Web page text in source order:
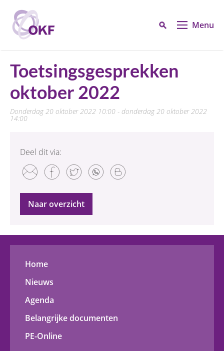
Menu
Toetsingsgesprekken
oktober 2022
donderdag 20 oktober 2022 10:00 - donderdag 20 oktober 2022
14:00
Deel dit via:
Naar overzicht
Home
Nieuws
Agenda
Belangrijke documenten
PE-Online